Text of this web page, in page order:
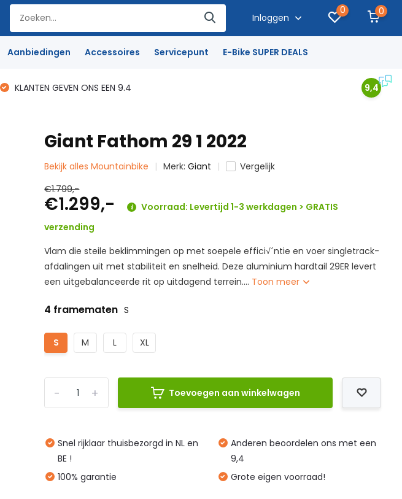
Inloggen
0 0
Aanbiedingen Accessoires Servicepunt E-Bike SUPER DEALS
KLANTEN GEVEN ONS EEN 9.4 9,4
Giant Fathom 29 1 2022
Bekijk alles Mountainbike Merk:Giant
Vergelijk
€1.799,-
€1.299,-
Voorraad: Levertijd 1-3 werkdagen > GRATIS
verzending
Vlam die steile beklimmingen op met soepele effici√´ntie en voer singletrack-
afdalingen uit met stabiliteit en snelheid. Deze aluminium hardtail 29ER levert
een uitgebalanceerde rit op uitdagend terrein.... Toon meer
4 framematen S
S M L XL
+
- Toevoegen aan winkelwagen
Snel rijklaar thuisbezorgd in NL en
BE !
100% garantie
Anderen beoordelen ons met een
9,4
Grote eigen voorraad!